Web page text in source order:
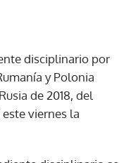
disciplinario por
y Polonia
de 2018, del
este viernes la